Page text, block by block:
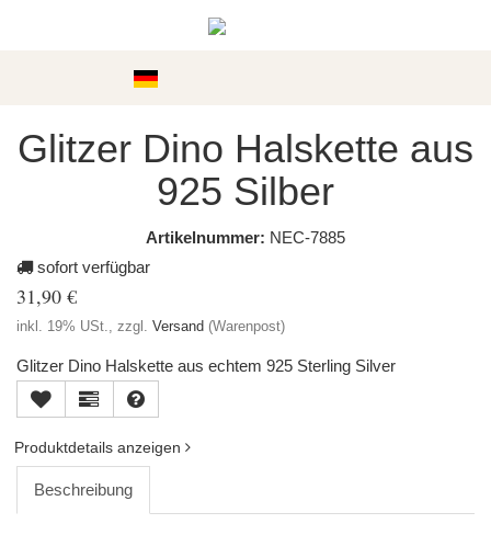
Glitzer Dino Halskette aus
925 Silber
Artikelnummer: NEC-7885
sofort verfügbar
31,90 €
inkl. 19% USt., zzgl. Versand (Warenpost)
Glitzer Dino Halskette aus echtem 925 Sterling Silver
Produktdetails anzeigen
Beschreibung